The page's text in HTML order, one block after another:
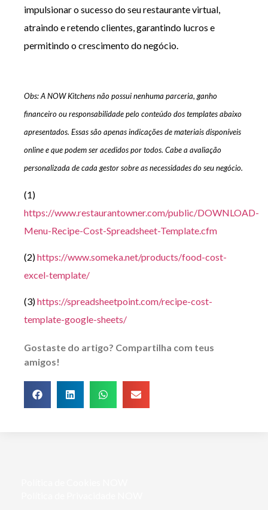
impulsionar o sucesso do seu restaurante virtual,
atraindo e retendo clientes, garantindo lucros e
permitindo o crescimento do negócio.
Obs: A NOW Kitchens não possui nenhuma parceria, ganho
financeiro ou responsabilidade pelo conteúdo dos templates abaixo
apresentados. Essas são apenas indicações de materiais disponíveis
online e que podem ser acedidos por todos. Cabe a avaliação
personalizada de cada gestor sobre as necessidades do seu negócio.
(1)
https://www.restaurantowner.com/public/DOWNLOAD-
Menu-Recipe-Cost-Spreadsheet-Template.cfm
(2)https://www.someka.net/products/food-cost-
excel-template/
(3)https://spreadsheetpoint.com/recipe-cost-
template-google-sheets/
Gostaste do artigo? Compartilha com teus
amigos!